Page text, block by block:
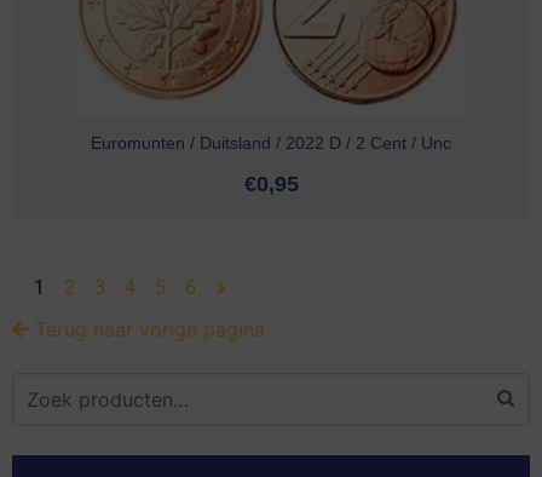
Euromunten / Duitsland / 2022 D / 2 Cent / Unc
€0,95
1 2 3 4 5 6
Terug naar vorige pagina